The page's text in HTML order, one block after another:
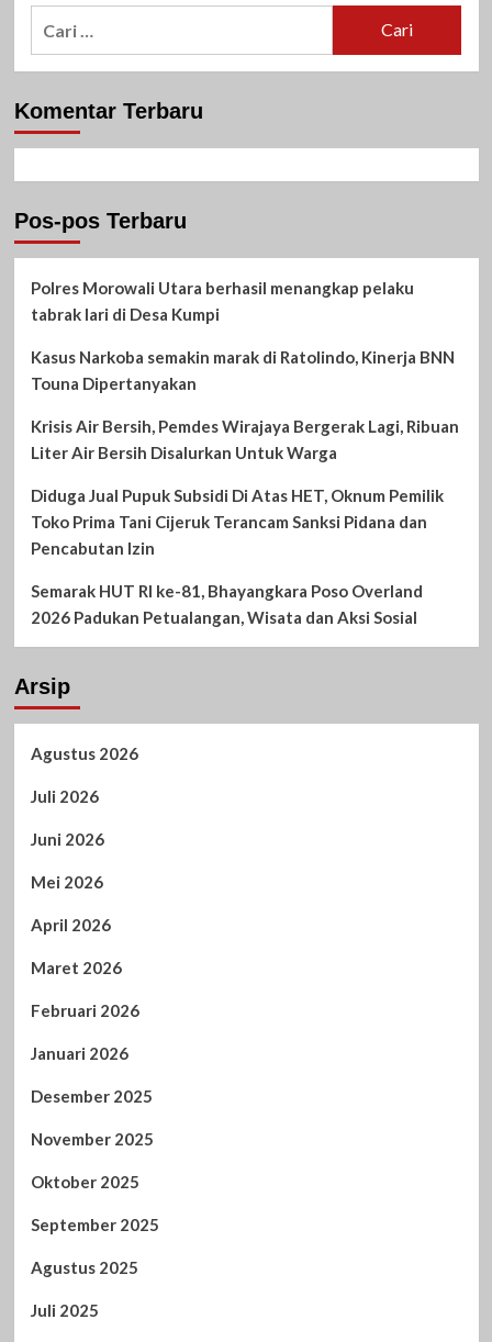
Komentar Terbaru
Pos-pos Terbaru
Polres Morowali Utara berhasil menangkap pelaku
tabrak lari di Desa Kumpi
Kasus Narkoba semakin marak di Ratolindo, Kinerja BNN
Touna Dipertanyakan
Krisis Air Bersih, Pemdes Wirajaya Bergerak Lagi, Ribuan
Liter Air Bersih Disalurkan Untuk Warga
Diduga Jual Pupuk Subsidi Di Atas HET, Oknum Pemilik
Toko Prima Tani Cijeruk Terancam Sanksi Pidana dan
Pencabutan Izin
Semarak HUT RI ke-81, Bhayangkara Poso Overland
2026 Padukan Petualangan, Wisata dan Aksi Sosial
Arsip
Agustus 2026
Juli 2026
Juni 2026
Mei 2026
April 2026
Maret 2026
Februari 2026
Januari 2026
Desember 2025
November 2025
Oktober 2025
September 2025
Agustus 2025
Juli 2025